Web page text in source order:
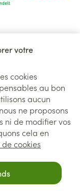
votre
cookies
au bon
aucun
ne proposons
ni de modifier vos
cela en
cookies